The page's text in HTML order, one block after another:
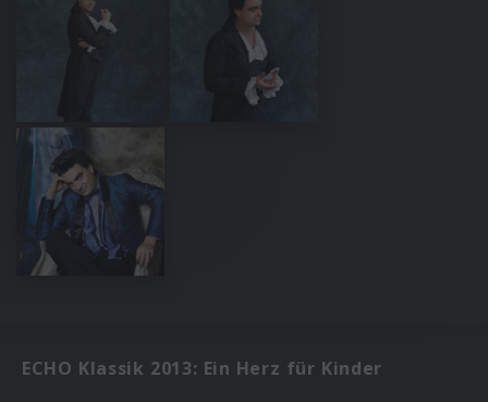
ECHO Klassik 2013: Ein Herz für Kinder